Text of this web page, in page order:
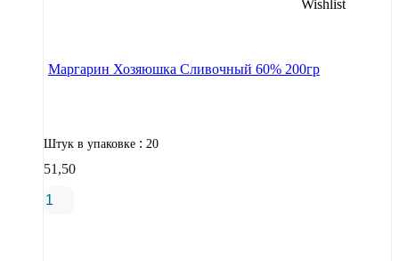
Маргарин Хозяюшка Сливочный 60% 200гр
Штук в упаковке : 20
51,50